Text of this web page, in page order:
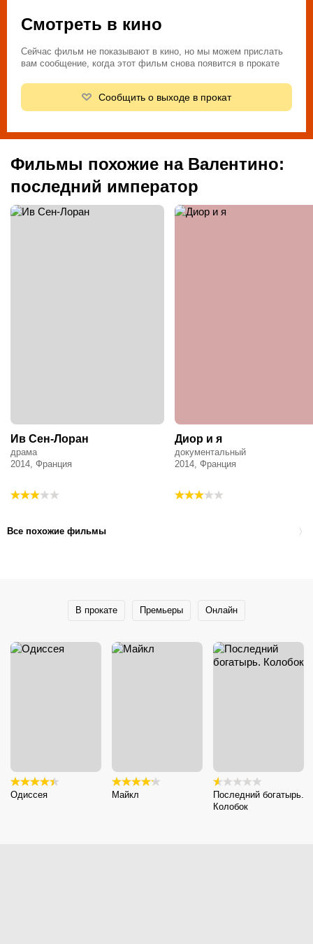
Смотреть в кино
Сейчас фильм не показывают в кино, но мы можем прислать
вам сообщение, когда этот фильм снова появится в прокате
Сообщить о выходе в прокат
Фильмы похожие на Валентино:
последний император
Ив Сен-Лоран
драма
2014, Франция
Диор и я
документальный
2014, Франция
Все похожие фильмы
В прокате Премьеры Онлайн
Одиссея Майкл
Последний богатырь.
Колобок